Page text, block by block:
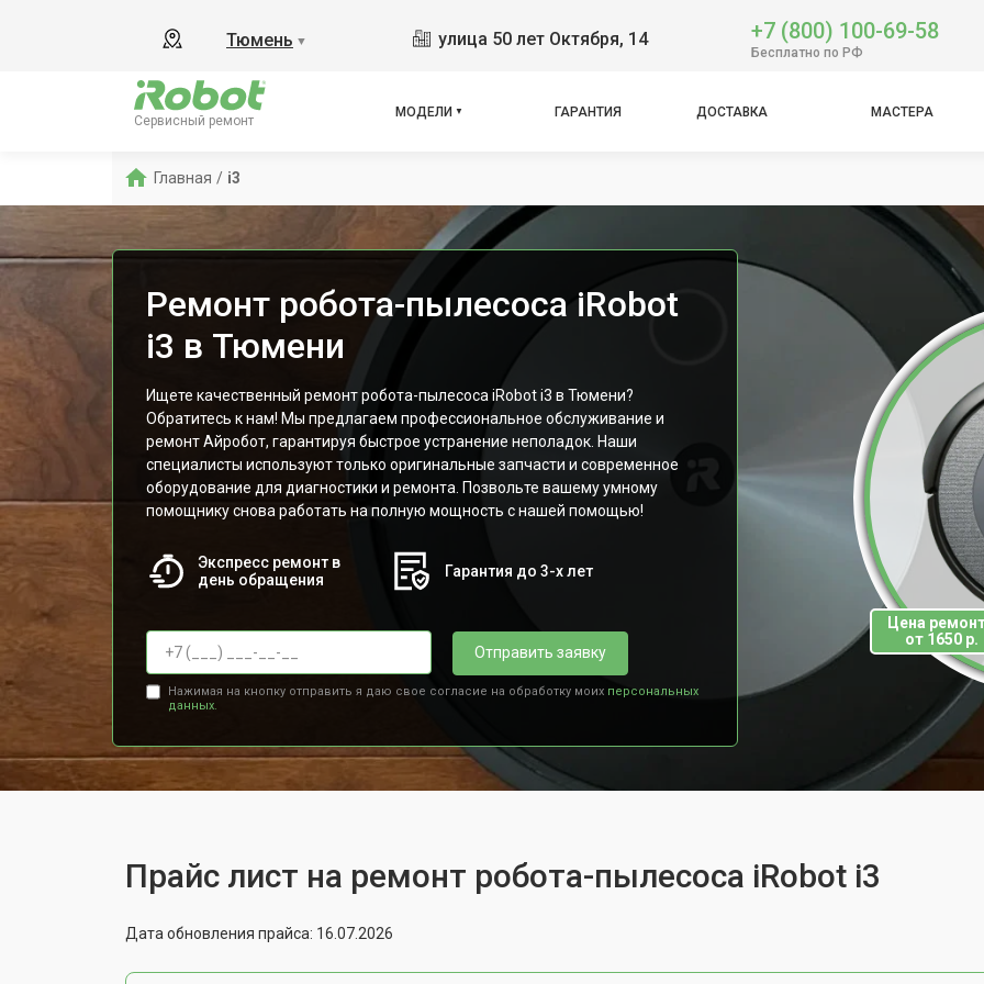
Тюмень ▼ улица 50 лет Октября, 14 +7 (800) 100-69-58
Бесплатно по РФ
Сервисный ремонт
МОДЕЛИ
865
i8+
880
ГАРАНТИЯ ДОСТАВКА МАСТЕРА
Главная / i3
Ремонт робота-пылесоса iRobot
i3 в Тюмени
Ищете качественный ремонт робота-пылесоса iRobot i3 в Тюмени?
Обратитесь к нам! Мы предлагаем профессиональное обслуживание и
ремонт Айробот, гарантируя быстрое устранение неполадок. Наши
специалисты используют только оригинальные запчасти и современное
оборудование для диагностики и ремонта. Позвольте вашему умному
помощнику снова работать на полную мощность с нашей помощью!
Экспресс ремонт в
день обращения
Гарантия до 3-х лет
Отправить заявку
Нажимая на кнопку отправить я даю свое согласие на обработку моих персональных
данных.
Цена
от 1650 р.
Прайс лист на ремонт робота-пылесоса iRobot i3
Дата обновления прайса: 16.07.2026